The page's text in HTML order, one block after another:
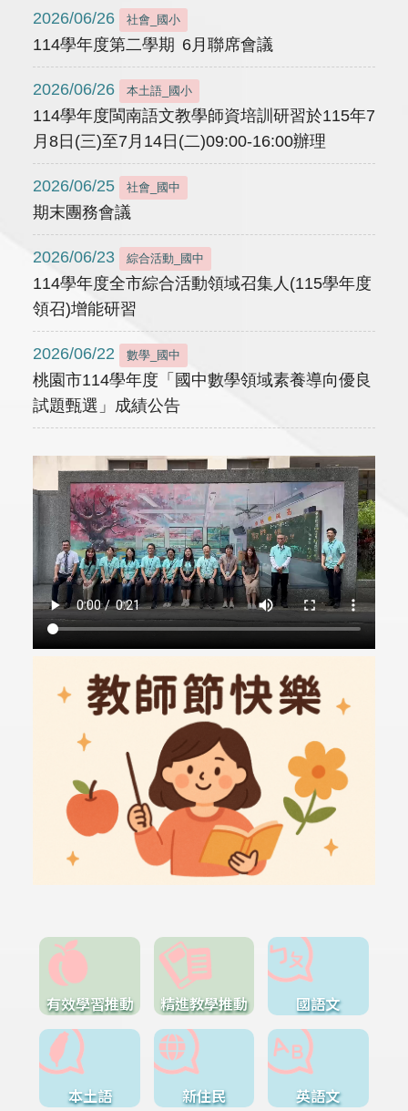
2026/06/26 社會_國小
114學年度第二學期 6月聯席會議
2026/06/26 本土語_國小
114學年度閩南語文教學師資培訓研習於115年7
月8日(三)至7月14日(二)09:00-16:00辦理
2026/06/25 社會_國中
期末團務會議
2026/06/23 綜合活動_國中
114學年度全市綜合活動領域召集人(115學年度
領召)增能研習
2026/06/22 數學_國中
桃園市114學年度「國中數學領域素養導向優良
試題甄選」成績公告
有效學習推動 精進教學推動 國語文
本土語 新住民 英語文